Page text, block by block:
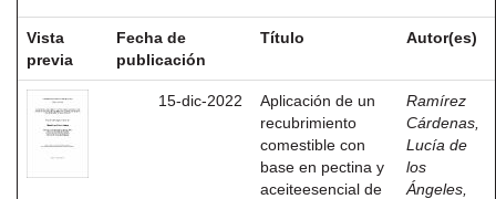
Vista
previa
Fecha de
publicación
Título Autor(es)
15-dic-2022
Aplicación de un
recubrimiento
comestible con
base en pectina y
aceiteesencial de
Ramírez
Cárdenas,
Lucía de
los
Ángeles,